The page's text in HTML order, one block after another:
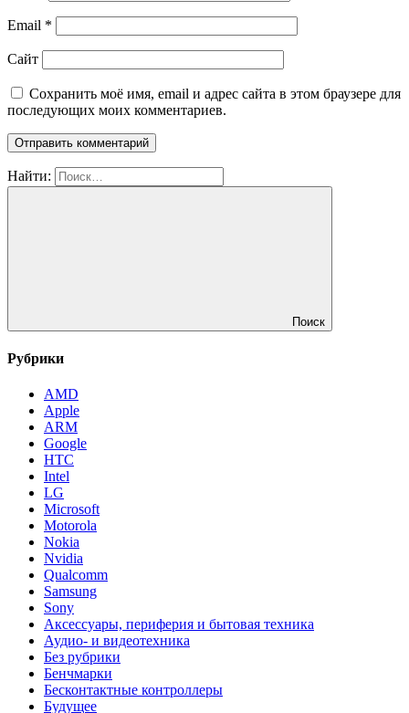
Email *
Сайт
Сохранить моё имя, email и адрес сайта в этом браузере для
последующих моих комментариев.
Найти:
Поиск
Рубрики
AMD
Apple
ARM
Google
HTC
Intel
LG
Microsoft
Motorola
Nokia
Nvidia
Qualcomm
Samsung
Sony
Аксессуары, периферия и бытовая техника
Аудио- и видеотехника
Без рубрики
Бенчмарки
Бесконтактные контроллеры
Будущее